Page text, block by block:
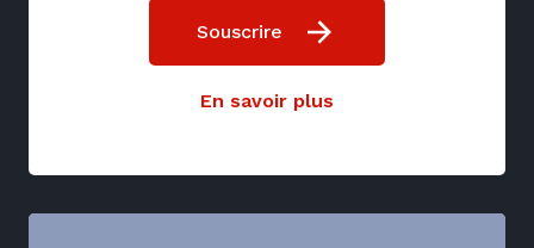
Souscrire
En savoir plus